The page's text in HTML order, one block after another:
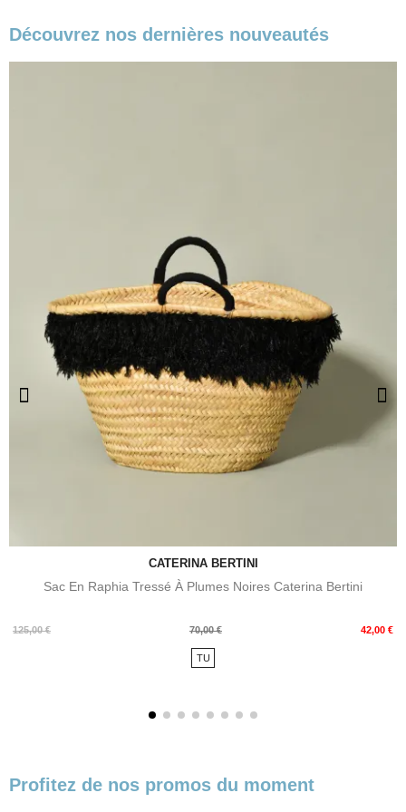
Découvrez nos dernières nouveautés
CATERINA BERTINI
Sac En Raphia Tressé À Plumes Noires Caterina Bertini
125,00 €
Prix
70,00 € 42,00 €
Prix
TU
Profitez de nos promos du moment